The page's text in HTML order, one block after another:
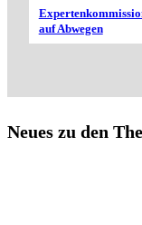
auf Abwegen
Neues zu den